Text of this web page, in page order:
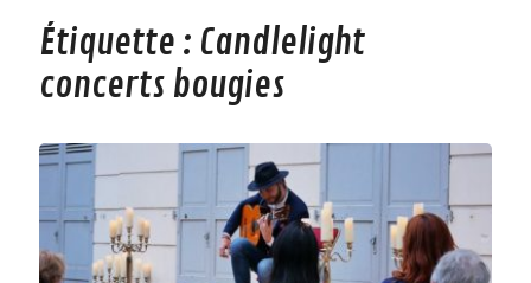
Étiquette : Candlelight
concerts bougies